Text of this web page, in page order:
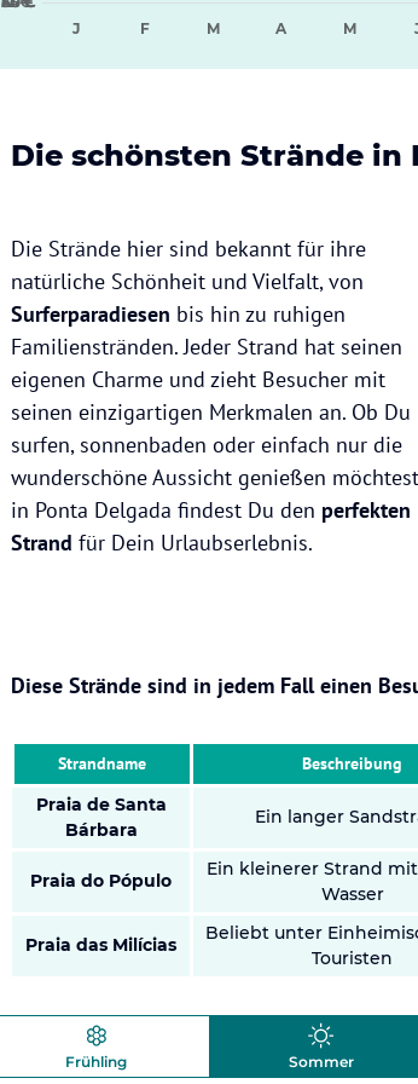
J
F M A M
Die schönsten Strände in
Die Strände hier sind bekannt für ihre
natürliche Schönheit und Vielfalt, von
Surferparadiesen bis hin zu ruhigen
Familienstränden. Jeder Strand hat seinen
eigenen Charme und zieht Besucher mit
seinen einzigartigen Merkmalen an. Ob Du
surfen, sonnenbaden oder einfach nur die
wunderschöne Aussicht genießen
in Ponta Delgada findest Du den perfekten
Strand für Dein Urlaubserlebnis.
Diese Strände sind in jedem Fall einen
Strandname Beschreibung
Praia de Santa
Bárbara
Ein langer
Praia do Pópulo
Ein kleinerer Strand
Wasser
Praia das Milícias
Beliebt unter
Touristen
Frühling Sommer